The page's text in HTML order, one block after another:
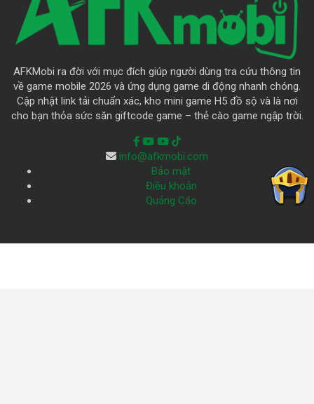
AFKMobi ra đời với mục đích giúp người dùng tra cứu thông tin
về game mobile 2026 và ứng dụng game di động nhanh chóng.
Cập nhật link tải chuẩn xác, kho mini game H5 đồ sộ và là nơi
cho bạn thỏa sức săn giftcode game – thẻ cào game ngập trời.
info@afkmobi.com
Bảo mật
Điều khoản
Quảng Cáo